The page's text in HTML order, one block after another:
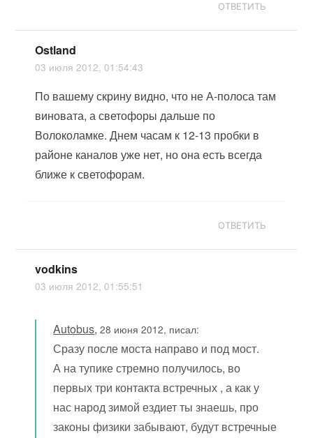
ОТВЕТИТЬ
Ostland
03 июля 2012, 01:54:43
По вашему скрину видно, что не А-полоса там
виновата, а светофоры дальше по
Волоколамке. Днем часам к 12-13 пробки в
районе каналов уже нет, но она есть всегда
ближе к светофорам.
ОТВЕТИТЬ
vodkins
03 июля 2012, 01:55:51
Autobus,28 июня 2012, писал:
Сразу после моста направо и под мост.
А на тупике стремно получилось, во
первых три контакта встречных , а как у
нас народ зимой ездиет ты знаешь, про
законы физики забывают, будут встречные